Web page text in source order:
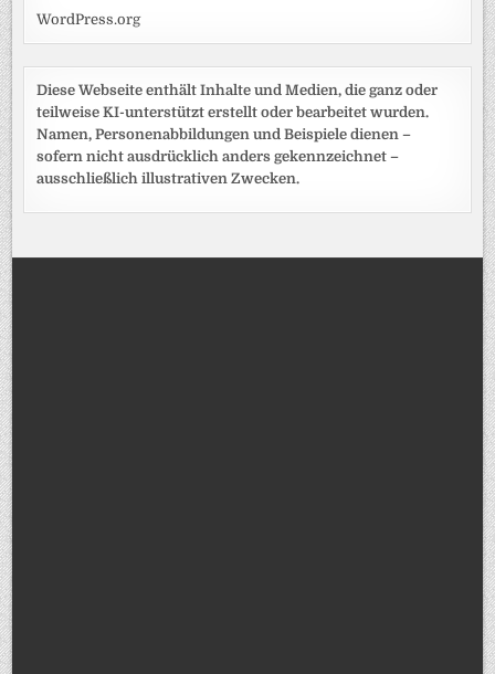
WordPress.org
Diese Webseite enthält Inhalte und Medien, die ganz oder
teilweise KI-unterstützt erstellt oder bearbeitet wurden.
Namen, Personenabbildungen und Beispiele dienen –
sofern nicht ausdrücklich anders gekennzeichnet –
ausschließlich illustrativen Zwecken.